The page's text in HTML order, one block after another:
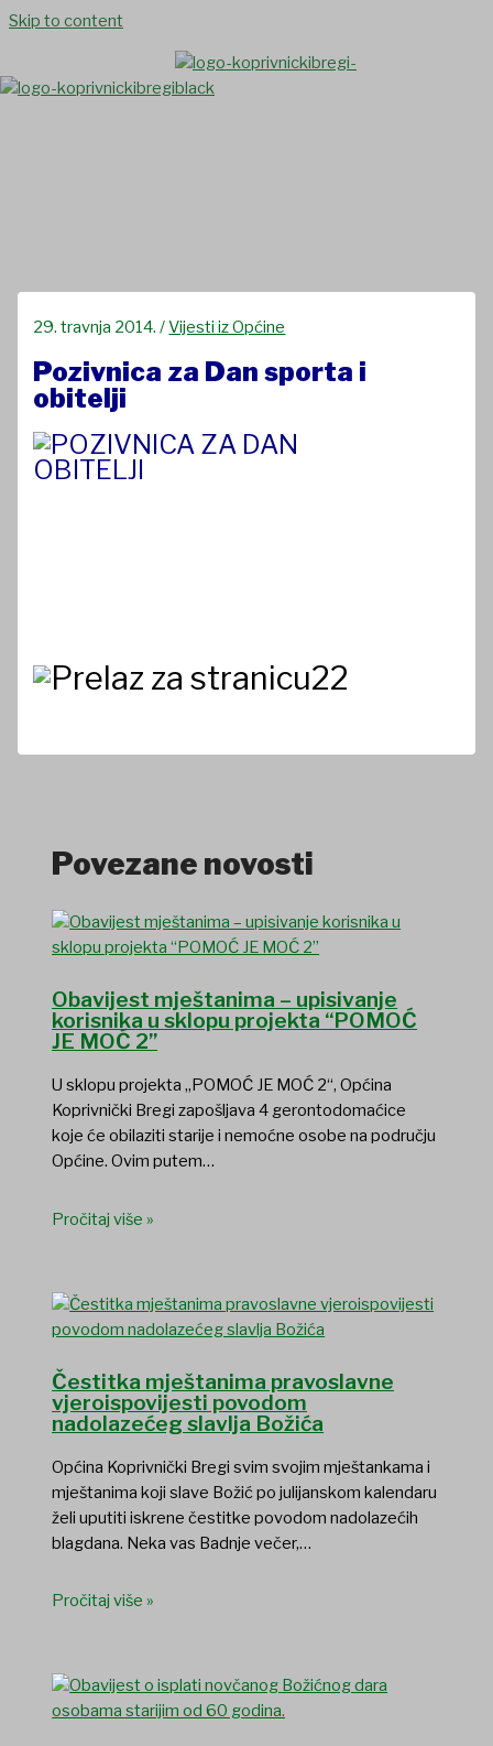
Skip to content
29. travnja 2014./Vijesti iz Općine
Pozivnica za Dan sporta i
obitelji
Povezane novosti
Obavijest mještanima – upisivanje
korisnika u sklopu projekta “POMOĆ
JE MOĆ 2”
U sklopu projekta „POMOĆ JE MOĆ 2“, Općina
Koprivnički Bregi zapošljava 4 gerontodomaćice
koje će obilaziti starije i nemoćne osobe na području
Općine. Ovim putem…
Pročitaj više »
Čestitka mještanima pravoslavne
vjeroispovijesti povodom
nadolazećeg slavlja Božića
Općina Koprivnički Bregi svim svojim mještankama i
mještanima koji slave Božić po julijanskom kalendaru
želi uputiti iskrene čestitke povodom nadolazećih
blagdana. Neka vas Badnje večer,…
Pročitaj više »